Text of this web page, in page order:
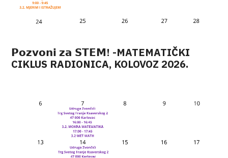
𝗣𝗼𝘇𝘃𝗼𝗻𝗶 𝘇𝗮 𝗦𝗧𝗘𝗠! -MATEMATIČKI
CIKLUS RADIONICA, KOLOVOZ 2026.